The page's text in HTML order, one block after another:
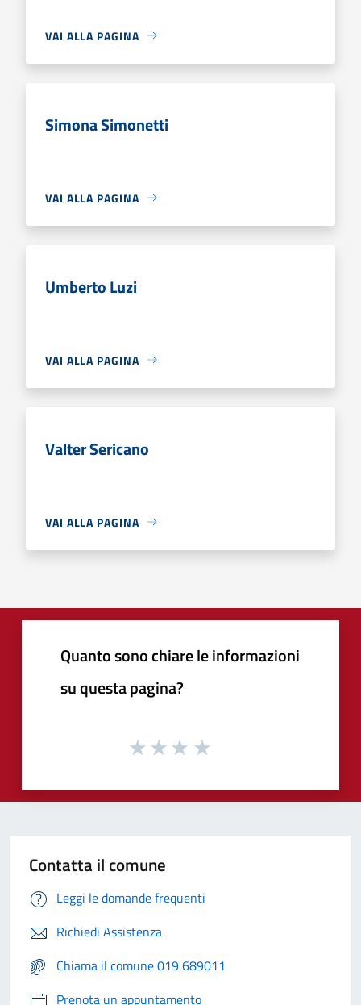
VAI ALLA PAGINA
Simona Simonetti
VAI ALLA PAGINA
Umberto Luzi
VAI ALLA PAGINA
Valter Sericano
VAI ALLA PAGINA
Quanto sono chiare le informazioni
su questa pagina?
Contatta il comune
Leggi le domande frequenti
Richiedi Assistenza
Chiama il comune 019 689011
Prenota un appuntamento